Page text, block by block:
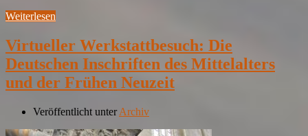
Weiterlesen
Virtueller Werkstattbesuch: Die
Deutschen Inschriften des Mittelalters
und der Frühen Neuzeit
Veröffentlicht unterArchiv